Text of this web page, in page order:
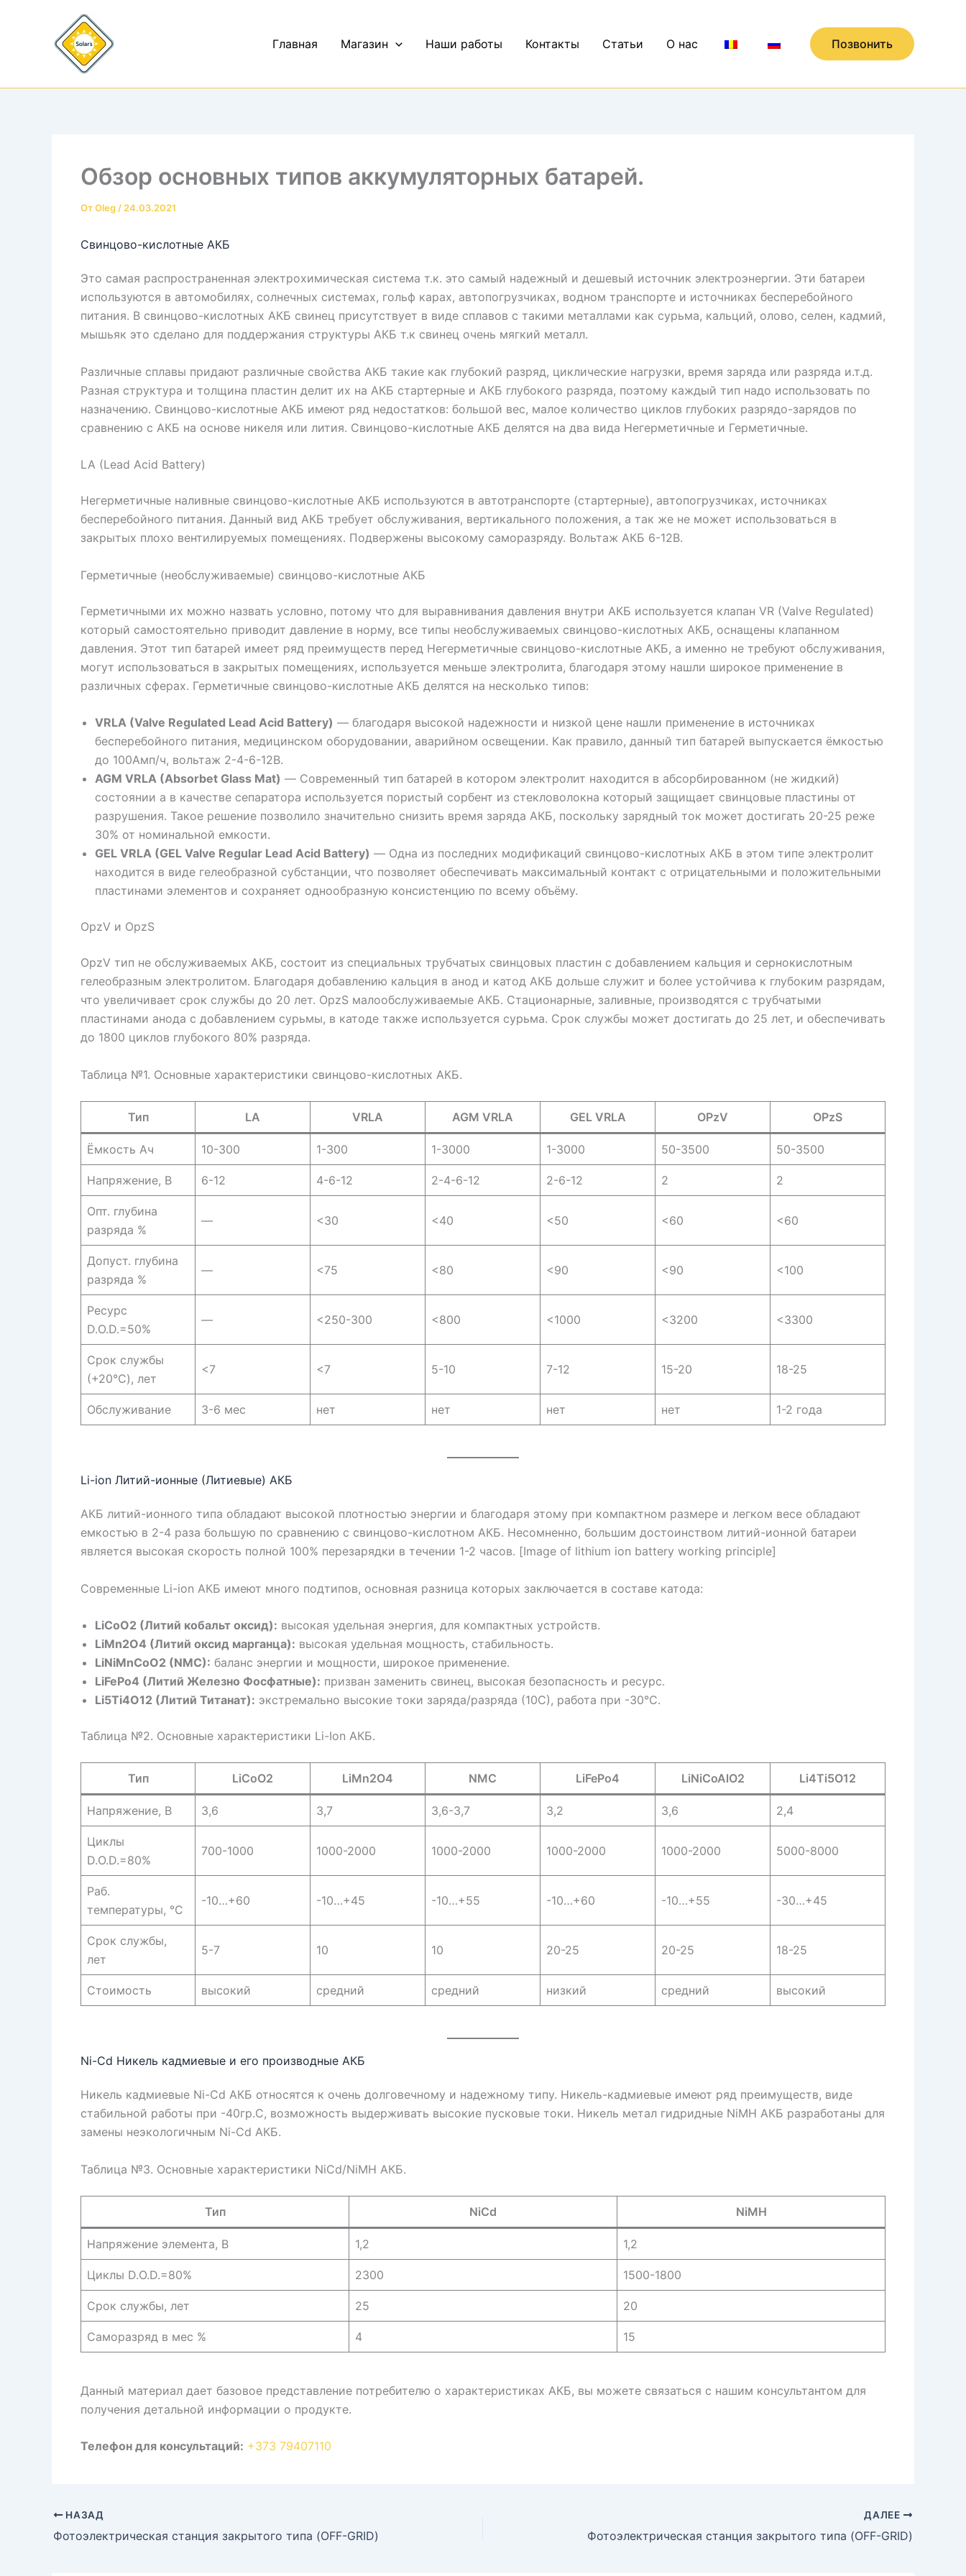
содержимому
Главная Магазин Наши работы Контакты Статьи О нас Позвонить
Обзор основных типов аккумуляторных батарей.
ОтOleg / 24.03.2021
Свинцово-кислотные АКБ
Это самая распространенная электрохимическая система т.к. это самый надежный и дешевый источник электроэнергии. Эти батареи
используются в автомобилях, солнечных системах, гольф карах, автопогрузчиках, водном транспорте и источниках бесперебойного
питания. В свинцово-кислотных АКБ свинец присутствует в виде сплавов с такими металлами как сурьма, кальций, олово, селен, кадмий,
мышьяк это сделано для поддержания структуры АКБ т.к свинец очень мягкий металл.
Различные сплавы придают различные свойства АКБ такие как глубокий разряд, циклические нагрузки, время заряда или разряда и.т.д.
Разная структура и толщина пластин делит их на АКБ стартерные и АКБ глубокого разряда, поэтому каждый тип надо использовать по
назначению. Свинцово-кислотные АКБ имеют ряд недостатков: большой вес, малое количество циклов глубоких разрядо-зарядов по
сравнению с АКБ на основе никеля или лития. Свинцово-кислотные АКБ делятся на два вида Негерметичные и Герметичные.
LA (Lead Acid Battery)
Негерметичные наливные свинцово-кислотные АКБ используются в автотранспорте (стартерные), автопогрузчиках, источниках
бесперебойного питания. Данный вид АКБ требует обслуживания, вертикального положения, а так же не может использоваться в
закрытых плохо вентилируемых помещениях. Подвержены высокому саморазряду. Вольтаж АКБ 6-12В.
Герметичные (необслуживаемые) свинцово-кислотные АКБ
Герметичными их можно назвать условно, потому что для выравнивания давления внутри АКБ используется клапан VR (Valve Regulated)
который самостоятельно приводит давление в норму, все типы необслуживаемых свинцово-кислотных АКБ, оснащены клапанном
давления. Этот тип батарей имеет ряд преимуществ перед Негерметичные свинцово-кислотные АКБ, а именно не требуют обслуживания,
могут использоваться в закрытых помещениях, используется меньше электролита, благодаря этому нашли широкое применение в
различных сферах. Герметичные свинцово-кислотные АКБ делятся на несколько типов:
VRLA (Valve Regulated Lead Acid Battery) — благодаря высокой надежности и низкой цене нашли применение в источниках
бесперебойного питания, медицинском оборудовании, аварийном освещении. Как правило, данный тип батарей выпускается ёмкостью
до 100Амп/ч, вольтаж 2-4-6-12В.
AGM VRLA (Absorbet Glass Mat) — Современный тип батарей в котором электролит находится в абсорбированном (не жидкий)
состоянии а в качестве сепаратора используется пористый сорбент из стекловолокна который защищает свинцовые пластины от
разрушения. Такое решение позволило значительно снизить время заряда АКБ, поскольку зарядный ток может достигать 20-25 реже
30% от номинальной емкости.
GEL VRLA (GEL Valve Regular Lead Acid Battery) — Одна из последних модификаций свинцово-кислотных АКБ в этом типе электролит
находится в виде гелеобразной субстанции, что позволяет обеспечивать максимальный контакт с отрицательными и положительными
пластинами элементов и сохраняет однообразную консистенцию по всему объёму.
OpzV и OpzS
OpzV тип не обслуживаемых АКБ, состоит из специальных трубчатых свинцовых пластин с добавлением кальция и сернокислотным
гелеобразным электролитом. Благодаря добавлению кальция в анод и катод АКБ дольше служит и более устойчива к глубоким разрядам,
что увеличивает срок службы до 20 лет. OpzS малообслуживаемые АКБ. Стационарные, заливные, производятся с трубчатыми
пластинами анода с добавлением сурьмы, в катоде также используется сурьма. Срок службы может достигать до 25 лет, и обеспечивать
до 1800 циклов глубокого 80% разряда.
Таблица №1. Основные характеристики свинцово-кислотных АКБ.
Тип LA VRLA AGM VRLA GEL VRLA OPzV OPzS
Ёмкость Ач 10-300 1-300 1-3000 1-3000 50-3500 50-3500
Напряжение, В 6-12 4-6-12 2-4-6-12 2-6-12 2 2
Опт. глубина
разряда %
— <30 <40 <50 <60 <60
Допуст. глубина
разряда %
— <75 <80 <90 <90 <100
Ресурс
D.O.D.=50%
— <250-300 <800 <1000 <3200 <3300
Срок службы
(+20°C), лет
<7 <7 5-10 7-12 15-20 18-25
Обслуживание 3-6 мес нет нет нет нет 1-2 года
Li-ion Литий-ионные (Литиевые) АКБ
АКБ литий-ионного типа обладают высокой плотностью энергии и благодаря этому при компактном размере и легком весе обладают
емкостью в 2-4 раза большую по сравнению с свинцово-кислотном АКБ. Несомненно, большим достоинством литий-ионной батареи
является высокая скорость полной 100% перезарядки в течении 1-2 часов. [Image of lithium ion battery working principle]
Современные Li-ion АКБ имеют много подтипов, основная разница которых заключается в составе катода:
LiCoO2 (Литий кобальт оксид): высокая удельная энергия, для компактных устройств.
LiMn2O4 (Литий оксид марганца): высокая удельная мощность, стабильность.
LiNiMnCoO2 (NMC): баланс энергии и мощности, широкое применение.
LiFePo4 (Литий Железно Фосфатные): призван заменить свинец, высокая безопасность и ресурс.
Li5Ti4O12 (Литий Титанат): экстремально высокие токи заряда/разряда (10С), работа при -30°C.
Таблица №2. Основные характеристики Li-Ion АКБ.
Тип LiCoO2 LiMn2O4 NMC LiFePo4 LiNiCoAlO2 Li4Ti5O12
Напряжение, В 3,6 3,7 3,6-3,7 3,2 3,6 2,4
Циклы
D.O.D.=80%
700-1000 1000-2000 1000-2000 1000-2000 1000-2000 5000-8000
Раб.
температуры, °C
-10…+60 -10…+45 -10…+55 -10…+60 -10…+55 -30…+45
Срок службы,
лет
5-7 10 10 20-25 20-25 18-25
Стоимость высокий средний средний низкий средний высокий
Ni-Cd Никель кадмиевые и его производные АКБ
Никель кадмиевые Ni-Cd АКБ относятся к очень долговечному и надежному типу. Никель-кадмиевые имеют ряд преимуществ, виде
стабильной работы при -40гр.С, возможность выдерживать высокие пусковые токи. Никель метал гидридные NiMH АКБ разработаны для
замены неэкологичным Ni-Cd АКБ.
Таблица №3. Основные характеристики NiCd/NiMH АКБ.
Тип NiCd NiMH
Напряжение элемента, В 1,2 1,2
Циклы D.O.D.=80% 2300 1500-1800
Срок службы, лет 25 20
Саморазряд в мес % 4 15
Данный материал дает базовое представление потребителю о характеристиках АКБ, вы можете связаться с нашим консультантом для
получения детальной информации о продукте.
Телефон для консультаций: +373 79407110
НАЗАД
Фотоэлектрическая станция закрытого типа (OFF-GRID)
ДАЛЕЕ
Фотоэлектрическая станция закрытого типа (OFF-GRID)